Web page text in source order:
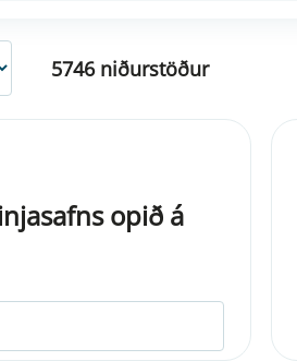
5746 niðurstöður
opið á